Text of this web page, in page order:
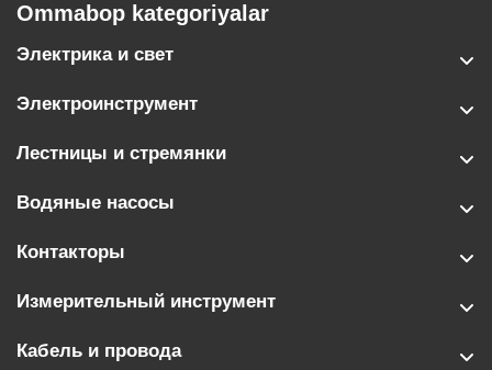
Ommabop kategoriyalar
Электрика и свет
Электроинструмент
Лестницы и стремянки
Водяные насосы
Контакторы
Измерительный инструмент
Кабель и провода